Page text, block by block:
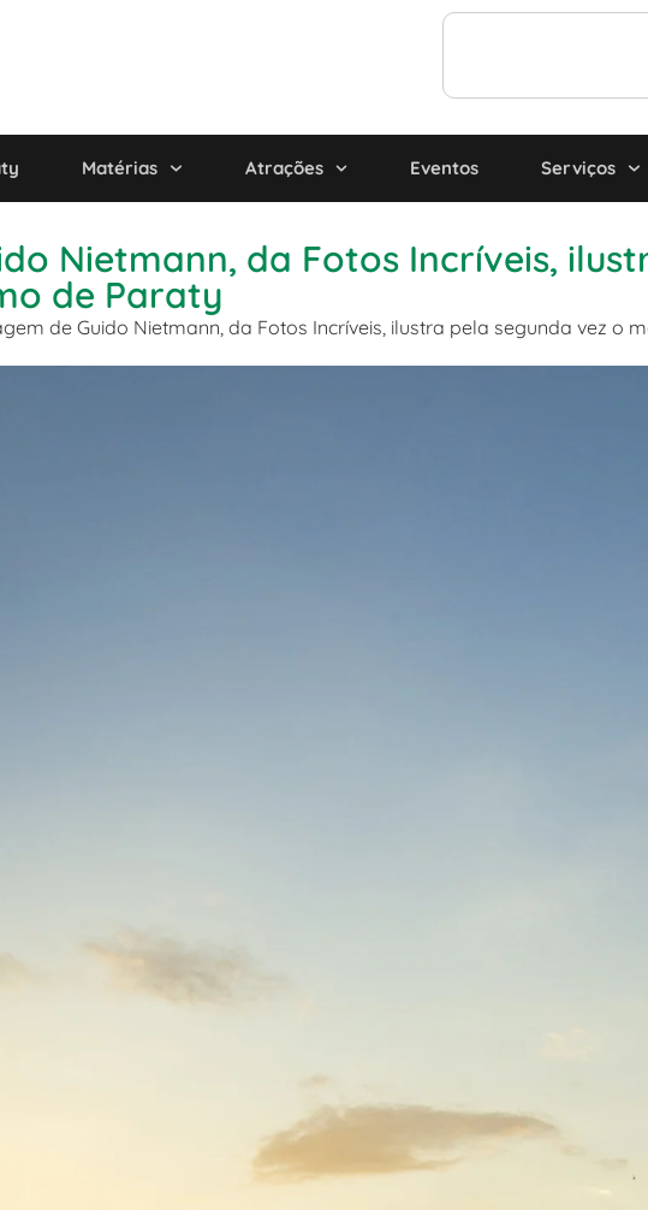
Matérias Atrações Eventos Serviços
Nietmann, da Fotos Incríveis,
de Paraty
de Guido Nietmann, da Fotos Incríveis, ilustra pela segunda vez o